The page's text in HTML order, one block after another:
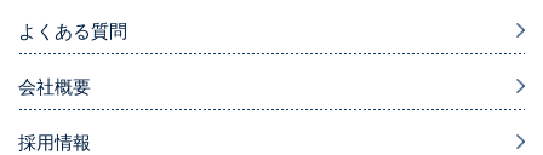
よくある質問
会社概要
採用情報